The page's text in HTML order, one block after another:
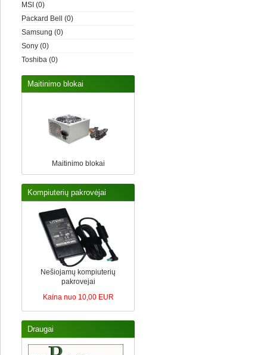
MSI (0)
Packard Bell
(0)
Samsung (0)
Sony (0)
Toshiba (0)
Maitinimo blokai
Maitinimo blokai
Kompiuterių pakrovėjai
Nešiojamų kompiuterių
pakrovejai
Kaina nuo 10,00 EUR
Draugai